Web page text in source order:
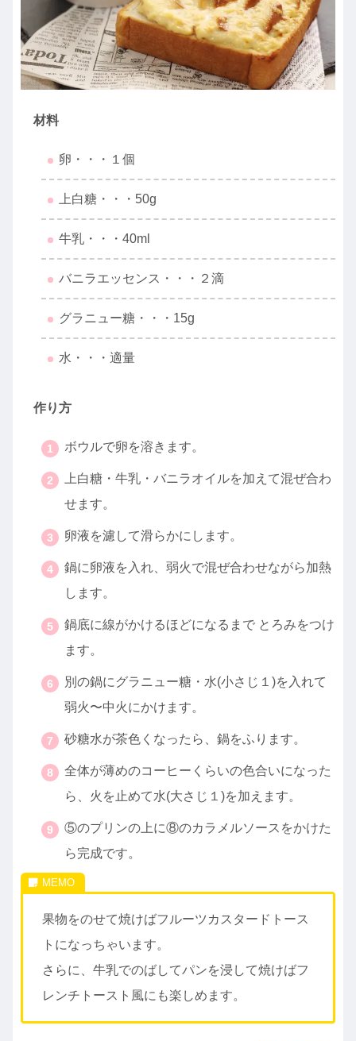
材料
卵・・・１個
上白糖・・・50g
牛乳・・・40ml
バニラエッセンス・・・２滴
グラニュー糖・・・15g
水・・・適量
作り方
ボウルで卵を溶きます。
上白糖・牛乳・バニラオイルを加えて混ぜ合わ
せます。
卵液を濾して滑らかにします。
鍋に卵液を入れ、弱火で混ぜ合わせながら加熱
します。
鍋底に線がかけるほどになるまで とろみをつけ
ます。
別の鍋にグラニュー糖・水(小さじ１)を入れて
弱火〜中火にかけます。
砂糖水が茶色くなったら、鍋をふります。
全体が薄めのコーヒーくらいの色合いになった
ら、火を止めて水(大さじ１)を加えます。
⑤のプリンの上に⑧のカラメルソースをかけた
ら完成です。
果物をのせて焼けばフルーツカスタードトース
トになっちゃいます。
さらに、牛乳でのばしてパンを浸して焼けばフ
レンチトースト風にも楽しめます。